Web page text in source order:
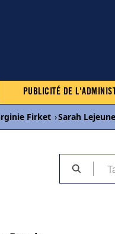
PUBLICITÉ DE
Firket ›Sarah Lejeune